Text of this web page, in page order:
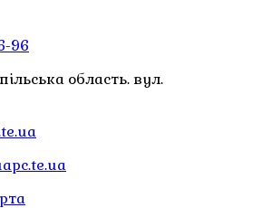
96
область. вул.